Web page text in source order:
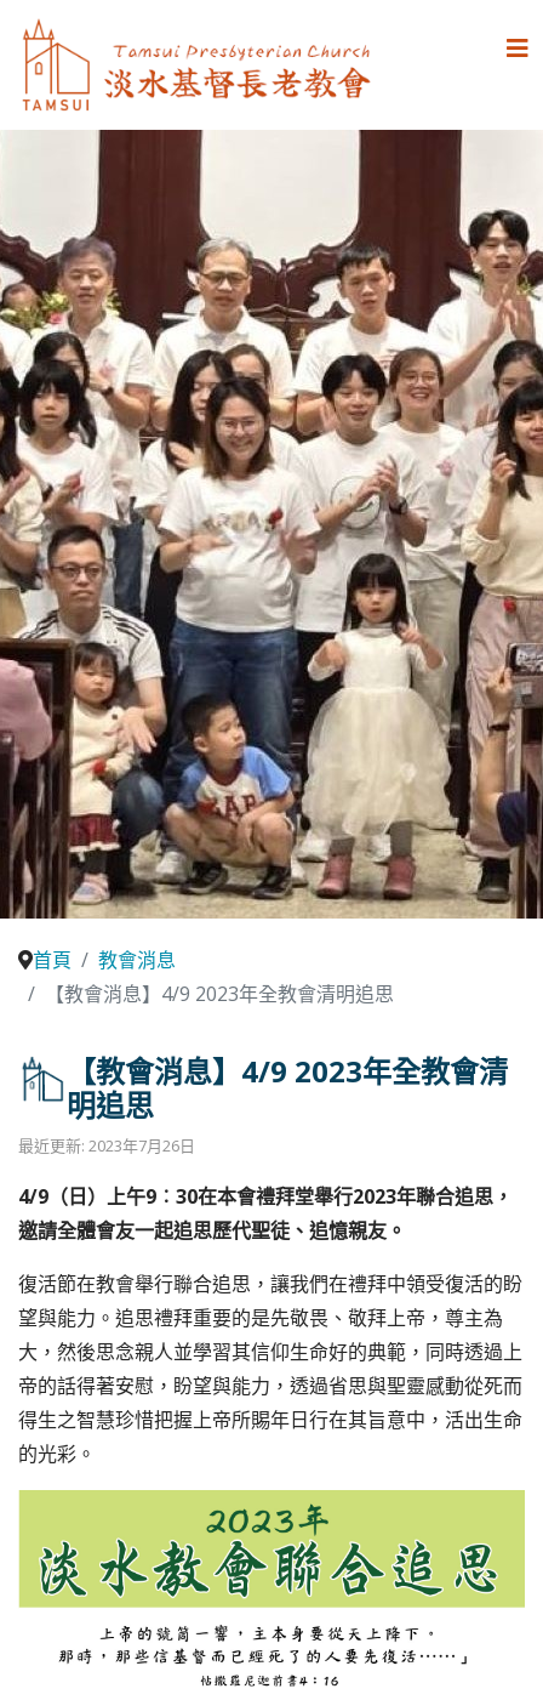
首頁
教會消息
【教會消息】4/9 2023年全教會清明追思
【教會消息】4/9 2023年全教會清
明追思
最近更新: 2023年7月26日
4/9（日）上午9︰30在本會禮拜堂舉行2023年聯合追思，
邀請全體會友一起追思歷代聖徒、追憶親友。
復活節在教會舉行聯合追思，讓我們在禮拜中領受復活的盼
望與能力。追思禮拜重要的是先敬畏、敬拜上帝，尊主為
大，然後思念親人並學習其信仰生命好的典範，同時透過上
帝的話得著安慰，盼望與能力，透過省思與聖靈感動從死而
得生之智慧珍惜把握上帝所賜年日行在其旨意中，活出生命
的光彩。